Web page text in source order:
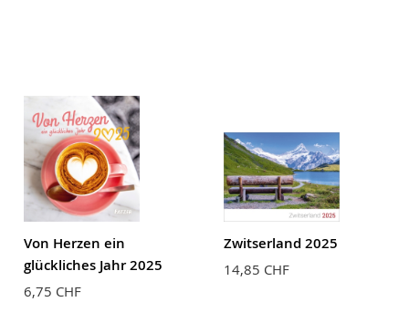
Von Herzen ein
glückliches Jahr 2025
6,75 CHF
Zwitserland 2025
14,85 CHF